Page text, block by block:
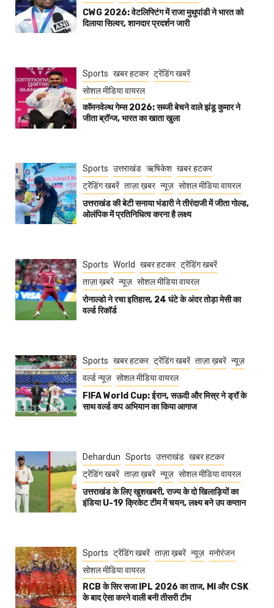
CWG 2026: वेटलिफ्टिंग में राजा मुथुपांडी ने भारत को
दिलाया सिल्वर, शानदार प्रदर्शन जारी
Sports खबर हटकर ट्रेंडिंग खबरें
सोशल मीडिया वायरल
कॉमनवेल्थ गेम्स 2026: सब्जी बेचने वाले झंडू कुमार ने
जीता ब्रॉन्ज, भारत का खाता खुला
Sports उत्तराखंड ऋषिकेश खबर हटकर
ट्रेंडिंग खबरें ताज़ा ख़बर न्यूज़ सोशल मीडिया वायरल
उत्तराखंड की बेटी सनाया भंडारी ने तीरंदाजी में जीता गोल्ड,
ओलंपिक में प्रतिनिधित्व करना है लक्ष्य
Sports World खबर हटकर ट्रेंडिंग खबरें
ताज़ा ख़बरें न्यूज़ सोशल मीडिया वायरल
रोनाल्डो ने रचा इतिहास, 24 घंटे के अंदर तोड़ा मेसी का
वर्ल्ड रिकॉर्ड
Sports खबर हटकर ट्रेंडिंग खबरें ताज़ा ख़बरें न्यूज़
वर्ल्ड न्यूज़ सोशल मीडिया वायरल
FIFA World Cup: ईरान, सऊदी और मिस्र ने ड्रॉ के
साथ वर्ल्ड कप अभियान का किया आगाज
Dehardun Sports उत्तराखंड खबर हटकर
ट्रेंडिंग खबरें ताज़ा ख़बरें न्यूज़ सोशल मीडिया वायरल
उत्तराखंड के लिए खुशखबरी, राज्य के दो खिलाड़ियों का
इंडिया U-19 क्रिकेट टीम में चयन, लक्ष्य बने उप कप्तान
Sports ट्रेंडिंग खबरें ताज़ा ख़बरें न्यूज़ मनोरंजन
सोशल मीडिया वायरल
RCB के सिर सजा IPL 2026 का ताज, MI और CSK
के बाद ऐसा करने वाली बनी तीसरी टीम